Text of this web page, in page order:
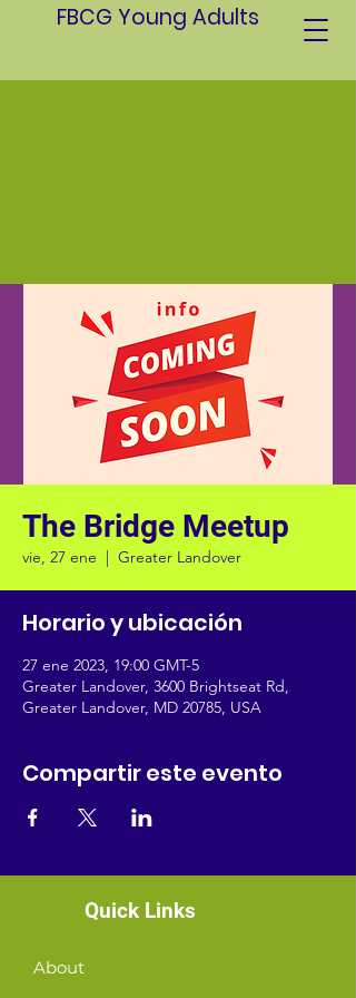
FBCG Young Adults
The Bridge Meetup
vie, 27 ene
  |
Greater Landover
Horario y ubicación
27 ene 2023, 19:00 GMT-5
Greater Landover, 3600 Brightseat Rd,
Greater Landover, MD 20785, USA
Compartir este evento
Quick Links
About